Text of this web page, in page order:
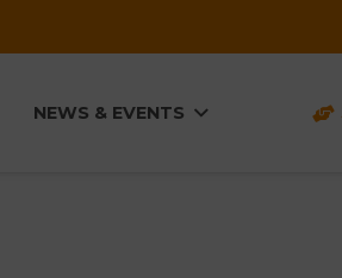
NEWS & EVENTS